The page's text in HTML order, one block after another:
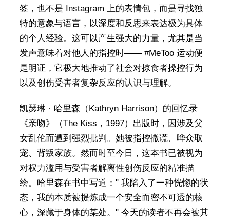
签，也不是 Instagram 上的表情包，而是寻找独
特的意象与语言，以深度和反思来表达极为具体
的个人经验。这可以产生强大的力量，尤其是当
发声意味着对他人的指控时—— #MeToo 运动便
是明证，它极大地推动了社会对掠食者操控行为
以及创伤受害者复杂反应的认识与理解。
凯瑟琳 · 哈里森（Kathryn Harrison）的回忆录
《亲吻》（The Kiss，1997）出版时，因涉及父
女乱伦而遭到强烈批判。她被指控撒谎、哗众取
宠、背叛家族。然而时至今日，这本书已被视为
对权力滥用与受害者解离性创伤反应的精准描
绘。哈里森在书中写道：" 我陷入了一种恍惚的状
态，我的本质被提炼成一个安全而密不可透的核
心，深藏于身体的某处。" 今天的读者不再会被其